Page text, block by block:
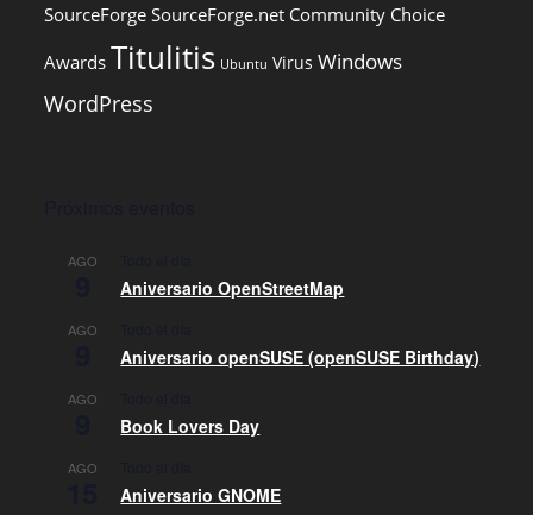
SourceForge SourceForge.net Community Choice
Awards Titulitis Ubuntu Virus Windows
WordPress
AGO
Aniversario OpenStreetMap
AGO
Aniversario openSUSE (openSUSE Birthday)
AGO
Book Lovers Day
AGO
Aniversario GNOME